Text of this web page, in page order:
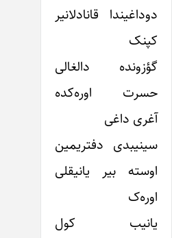
دوداغیندا قانادلانیر
کپنک
گؤزونده دالغالی
حسرت اوره‌کده
آغری داغی
سینیبدی دفتریمین
اوسته بیر یانیقلی
اوره‌ک
یانیب کول